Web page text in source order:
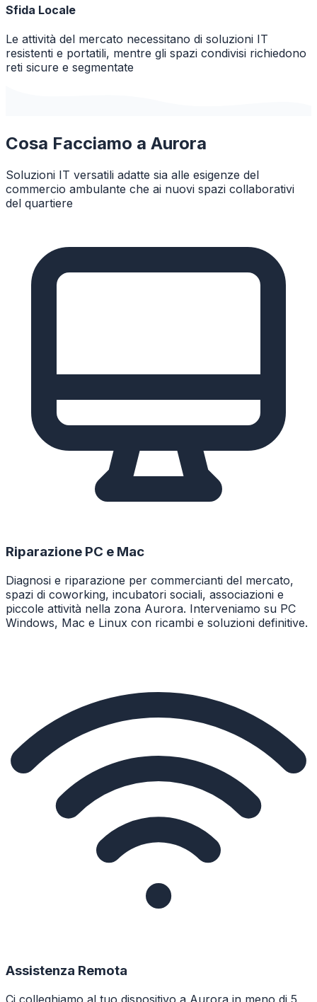
Sfida Locale
Le attività del mercato necessitano di soluzioni IT
resistenti e portatili, mentre gli spazi condivisi richiedono
reti sicure e segmentate
Cosa Facciamo a Aurora
Soluzioni IT versatili adatte sia alle esigenze del
commercio ambulante che ai nuovi spazi collaborativi
del quartiere
Riparazione PC e Mac
Diagnosi e riparazione per commercianti del mercato,
spazi di coworking, incubatori sociali, associazioni e
piccole attività nella zona Aurora. Interveniamo su PC
Windows, Mac e Linux con ricambi e soluzioni definitive.
Assistenza Remota
Ci colleghiamo al tuo dispositivo a Aurora in meno di 5